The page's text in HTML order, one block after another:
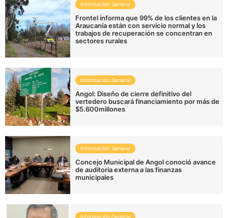
Información General
Frontel informa que 99% de los clientes en la
Araucanía están con servicio normal y los
trabajos de recuperación se concentran en
sectores rurales
Información General
Angol: Diseño de cierre definitivo del
vertedero buscará financiamiento por más de
$5.600millones
Información General
Concejo Municipal de Angol conoció avance
de auditoría externa a las finanzas
municipales
Información General